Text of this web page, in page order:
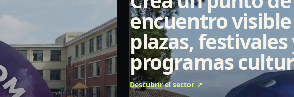
encuentro
plazas, festivales
programas
Descubrir el sector ↗